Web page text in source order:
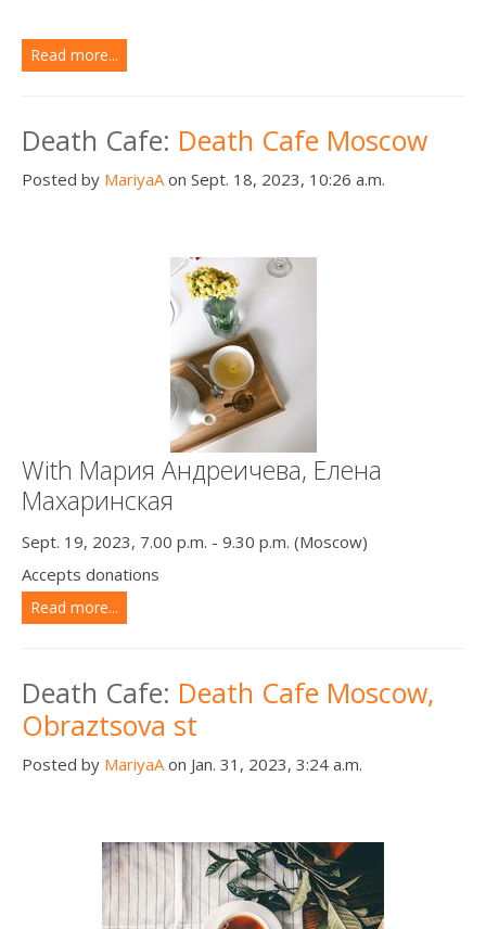
Read more...
Death Cafe: Death Cafe Moscow
Posted by MariyaA on Sept. 18, 2023, 10:26 a.m.
With Мария Андреичева, Елена
Махаринская
Sept. 19, 2023, 7.00 p.m. - 9.30 p.m. (Moscow)
Accepts donations
Read more...
Death Cafe: Death Cafe Moscow,
Obraztsova st
Posted by MariyaA on Jan. 31, 2023, 3:24 a.m.